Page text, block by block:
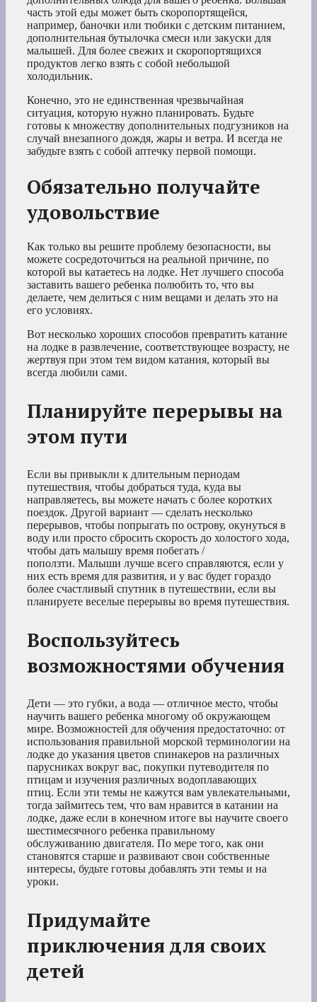
часть этой еды может быть скоропортящейся,
например, баночки или тюбики с детским питанием,
дополнительная бутылочка смеси или закуски для
малышей. Для более свежих и скоропортящихся
продуктов легко взять с собой небольшой
холодильник.
Конечно, это не единственная чрезвычайная
ситуация, которую нужно планировать. Будьте
готовы к множеству дополнительных подгузников на
случай внезапного дождя, жары и ветра. И всегда не
забудьте взять с собой аптечку первой помощи.
Обязательно получайте
удовольствие
Как только вы решите проблему безопасности, вы
можете сосредоточиться на реальной причине, по
которой вы катаетесь на лодке. Нет лучшего способа
заставить вашего ребенка полюбить то, что вы
делаете, чем делиться с ним вещами и делать это на
его условиях.
Вот несколько хороших способов превратить катание
на лодке в развлечение, соответствующее возрасту, не
жертвуя при этом тем видом катания, который вы
всегда любили сами.
Планируйте перерывы на
этом пути
Если вы привыкли к длительным периодам
путешествия, чтобы добраться туда, куда вы
направляетесь, вы можете начать с более коротких
поездок. Другой вариант — сделать несколько
перерывов, чтобы попрыгать по острову, окунуться в
воду или просто сбросить скорость до холостого хода,
чтобы дать малышу время побегать /
поползти. Малыши лучше всего справляются, если у
них есть время для развития, и у вас будет гораздо
более счастливый спутник в путешествии, если вы
планируете веселые перерывы во время путешествия.
Воспользуйтесь
возможностями обучения
Дети — это губки, а вода — отличное место, чтобы
научить вашего ребенка многому об окружающем
мире. Возможностей для обучения предостаточно: от
использования правильной морской терминологии на
лодке до указания цветов спинакеров на различных
парусниках вокруг вас, покупки путеводителя по
птицам и изучения различных водоплавающих
птиц. Если эти темы не кажутся вам увлекательными,
тогда займитесь тем, что вам нравится в катании на
лодке, даже если в конечном итоге вы научите своего
шестимесячного ребенка правильному
обслуживанию двигателя. По мере того, как они
становятся старше и развивают свои собственные
интересы, будьте готовы добавлять эти темы и на
уроки.
Придумайте
приключения для своих
детей